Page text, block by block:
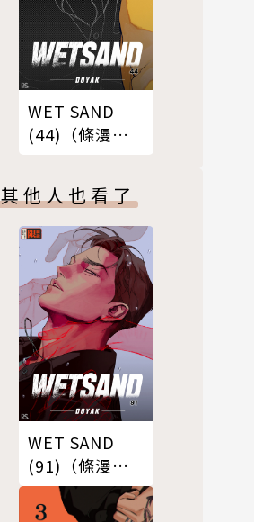
WET SAND
(44)（條漫
其他人也看了
WET SAND
(91)（條漫
版）